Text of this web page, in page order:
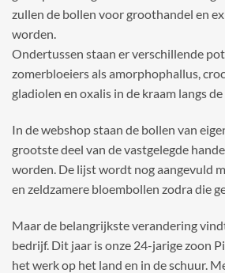
zullen de bollen voor groothandel en
worden.
Ondertussen staan er verschillende
zomerbloeiers als amorphophallus,
gladiolen en oxalis in de kraam langs de
In de webshop staan de bollen van
grootste deel van de vastgelegde
worden. De lijst wordt nog aangevuld
en zeldzamere bloembollen zodra die
Maar de belangrijkste verandering
bedrijf. Dit jaar is onze 24-jarige zoon
het werk op het land en in de schuur.